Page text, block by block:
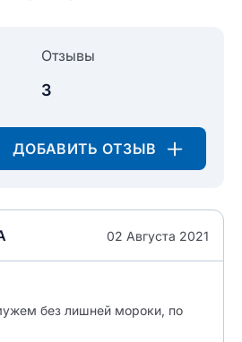
Отзывы
3
ДОБАВИТЬ ОТЗЫВ
02 Августа 2021
без лишней мороки, по
участок?
телефона
отзыва
пункта